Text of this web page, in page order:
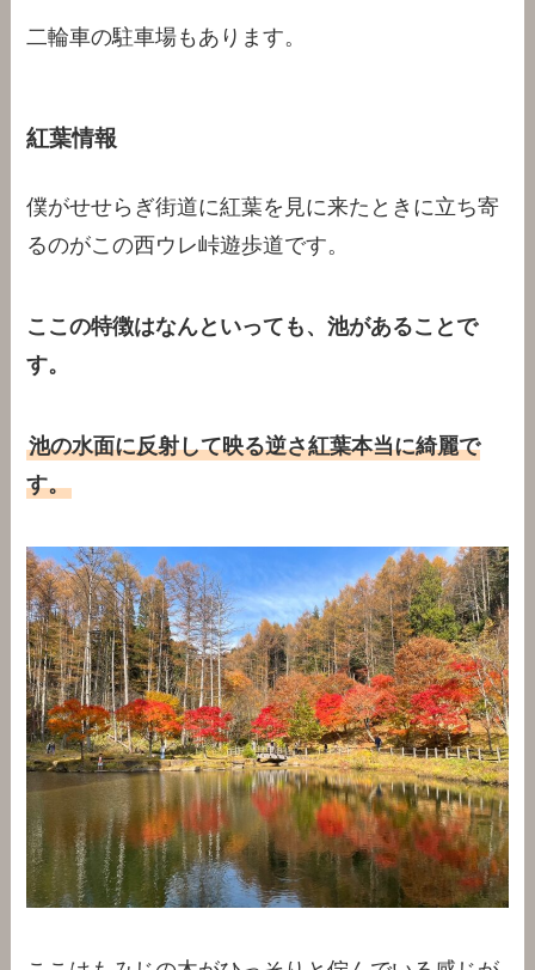
二輪車の駐車場もあります。
紅葉情報
僕がせせらぎ街道に紅葉を見に来たときに立ち寄
るのがこの西ウレ峠遊歩道です。
ここの特徴はなんといっても、池があることで
す。
池の水面に反射して映る逆さ紅葉本当に綺麗で
す。